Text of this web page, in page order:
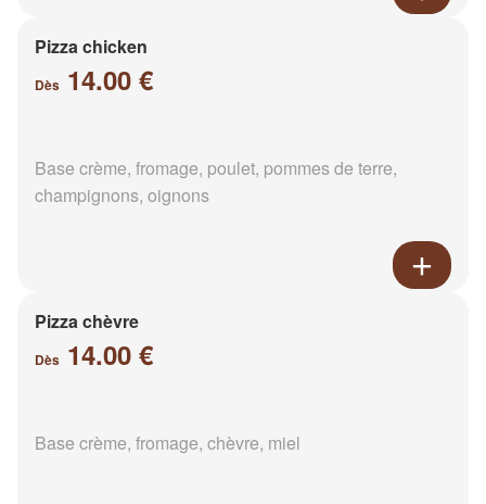
Pizza chicken
Dès 14.00 €
Base crème, fromage, poulet, pommes de terre,
champignons, oignons
Pizza chèvre
Dès 14.00 €
Base crème, fromage, chèvre, miel